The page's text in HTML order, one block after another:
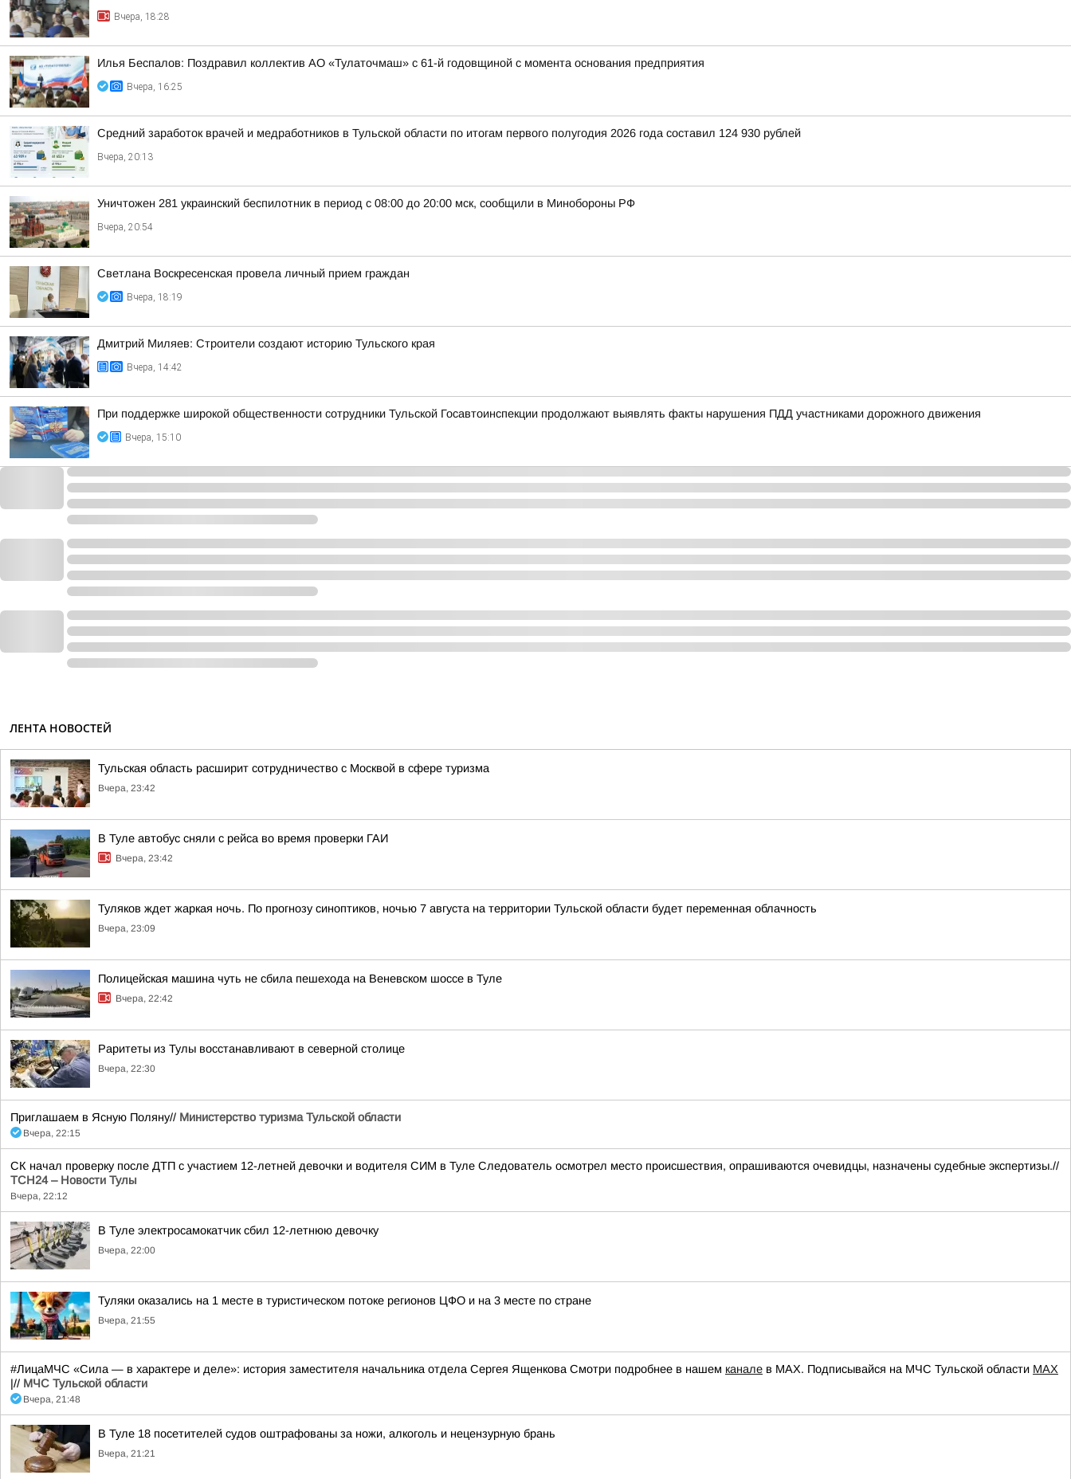
Вчера, 18:28
Илья Беспалов: Поздравил коллектив АО «Тулаточмаш» с 61-й годовщиной с момента основания предприятия
Вчера, 16:25
Средний заработок врачей и медработников в Тульской области по итогам первого полугодия 2026 года составил 124 930 рублей
Вчера, 20:13
Уничтожен 281 украинский беспилотник в период с 08:00 до 20:00 мск, сообщили в Минобороны РФ
Вчера, 20:54
Светлана Воскресенская провела личный прием граждан
Вчера, 18:19
Дмитрий Миляев: Строители создают историю Тульского края
Вчера, 14:42
При поддержке широкой общественности сотрудники Тульской Госавтоинспекции продолжают выявлять факты нарушения ПДД участниками дорожного движения
Вчера, 15:10
ЛЕНТА НОВОСТЕЙ
Тульская область расширит сотрудничество с Москвой в сфере туризма
Вчера, 23:42
В Туле автобус сняли с рейса во время проверки ГАИ
Вчера, 23:42
Туляков ждет жаркая ночь. По прогнозу синоптиков, ночью 7 августа на территории Тульской области будет переменная облачность
Вчера, 23:09
Полицейская машина чуть не сбила пешехода на Веневском шоссе в Туле
Вчера, 22:42
Раритеты из Тулы восстанавливают в северной столице
Вчера, 22:30
Приглашаем в Ясную Поляну// Министерство туризма Тульской области
Вчера, 22:15
СК начал проверку после ДТП с участием 12-летней девочки и водителя СИМ в Туле Следователь осмотрел место происшествия, опрашиваются очевидцы, назначены судебные экспертизы.//
ТСН24 – Новости Тулы
Вчера, 22:12
В Туле электросамокатчик сбил 12-летнюю девочку
Вчера, 22:00
Туляки оказались на 1 месте в туристическом потоке регионов ЦФО и на 3 месте по стране
Вчера, 21:55
#ЛицаМЧС «Сила — в характере и деле»: история заместителя начальника отдела Сергея Ященкова Смотри подробнее в нашем канале в МАХ. Подписывайся на МЧС Тульской области MAX
|// МЧС Тульской области
Вчера, 21:48
В Туле 18 посетителей судов оштрафованы за ножи, алкоголь и нецензурную брань
Вчера, 21:21